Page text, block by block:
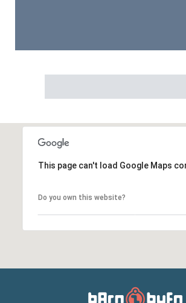
This page can't load Google Maps
Do you own this website?